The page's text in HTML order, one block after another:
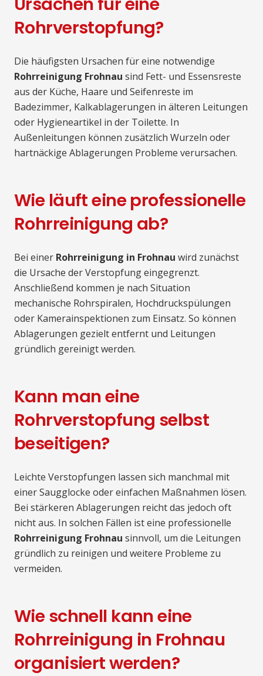
Rohrverstopfung?
Die häufigsten Ursachen für eine notwendige
Rohrreinigung Frohnau sind Fett- und Essensreste
aus der Küche, Haare und Seifenreste im
Badezimmer, Kalkablagerungen in älteren Leitungen
oder Hygieneartikel in der Toilette. In
Außenleitungen können zusätzlich Wurzeln oder
hartnäckige Ablagerungen Probleme verursachen.
Wie läuft eine professionelle
Rohrreinigung ab?
Bei einer Rohrreinigung in Frohnau wird zunächst
die Ursache der Verstopfung eingegrenzt.
Anschließend kommen je nach Situation
mechanische Rohrspiralen, Hochdruckspülungen
oder Kamerainspektionen zum Einsatz. So können
Ablagerungen gezielt entfernt und Leitungen
gründlich gereinigt werden.
Kann man eine
Rohrverstopfung selbst
beseitigen?
Leichte Verstopfungen lassen sich manchmal mit
einer Saugglocke oder einfachen Maßnahmen lösen.
Bei stärkeren Ablagerungen reicht das jedoch oft
nicht aus. In solchen Fällen ist eine professionelle
Rohrreinigung Frohnau sinnvoll, um die Leitungen
gründlich zu reinigen und weitere Probleme zu
vermeiden.
Wie schnell kann eine
Rohrreinigung in Frohnau
organisiert werden?